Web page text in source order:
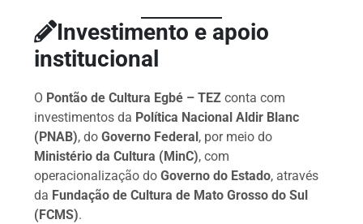
Investimento e apoio
institucional
O Pontão de Cultura Egbé – TEZ conta com
investimentos da Política Nacional Aldir Blanc
(PNAB), doGoverno Federal , por meio do
Ministério da Cultura (MinC), com
operacionalização doGoverno do Estado, através
da Fundação de Cultura de Mato Grosso do Sul
(FCMS).